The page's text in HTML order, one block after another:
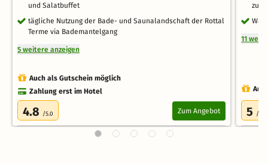
und Salatbuffet
tägliche Nutzung der Bade- und Saunalandschaft der Rottal
Terme via Bademantelgang
5 weitere anzeigen
Auch als Gutschein möglich
Zahlung erst im Hotel
4.8 /5.0 Zum Angebot
zur
11
5 /5.0